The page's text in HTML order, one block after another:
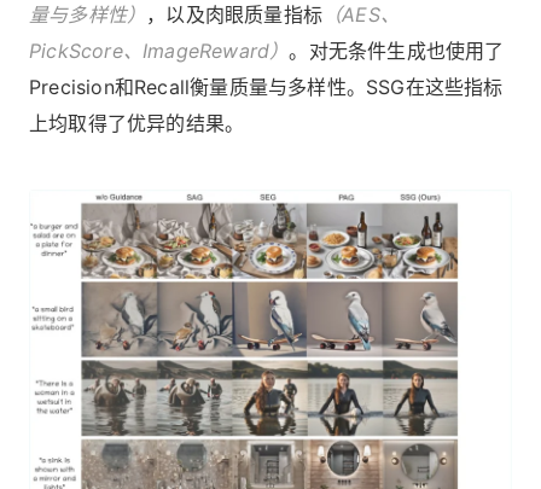
量与多样性） ，以及肉眼质量指标 （AES、
PickScore、ImageReward）。对无条件生成也使用了
Precision和Recall衡量质量与多样性。SSG在这些指标
上均取得了优异的结果。